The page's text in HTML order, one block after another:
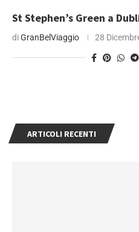
St Stephen’s Green a
diGranBelViaggio 28
ARTICOLI RECENTI